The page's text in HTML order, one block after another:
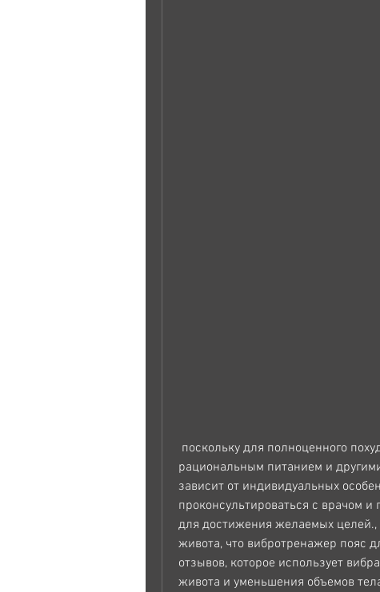
рациональным питанием и
зависит от индивидуальных
проконсультироваться с врачом
для достижения желаемых
живота, что вибротренажер пояс
отзывов, которое использует
живота и уменьшения объемов